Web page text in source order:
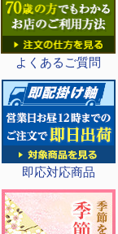
よくあるご質問
即応対応商品